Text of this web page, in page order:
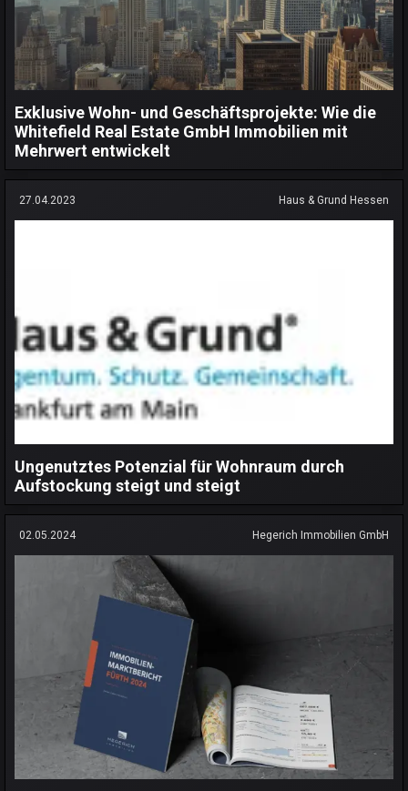
Exklusive Wohn- und Geschäftsprojekte: Wie die
Whitefield Real Estate GmbH Immobilien mit
Mehrwert entwickelt
27.04.2023 Haus & Grund Hessen
Ungenutztes Potenzial für Wohnraum durch
Aufstockung steigt und steigt
02.05.2024 Hegerich Immobilien GmbH